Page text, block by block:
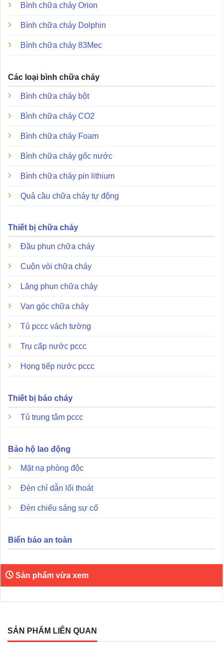
Bình chữa cháy Orion
Bình chữa cháy Dolphin
Bình chữa cháy 83Mec
Các loại bình chữa cháy
Bình chữa cháy bột
Bình chữa cháy CO2
Bình chữa cháy Foam
Bình chữa cháy gốc nước
Bình chữa cháy pin lithium
Quả cầu chữa cháy tự động
Thiết bị chữa cháy
Đầu phun chữa cháy
Cuộn vòi chữa cháy
Lăng phun chữa cháy
Van góc chữa cháy
Tủ pccc vách tường
Trụ cấp nước pccc
Họng tiếp nước pccc
Thiết bị báo cháy
Tủ trung tâm pccc
Bảo hộ lao động
Mặt nạ phòng độc
Đèn chỉ dẫn lối thoát
Đèn chiếu sáng sự cố
Biển báo an toàn
Sản phẩm vừa xem
SẢN PHẨM LIÊN QUAN